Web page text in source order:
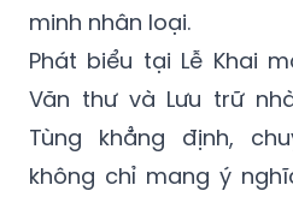
minh nhân loại.
Phát biểu tại Lễ Khai
Văn thư và Lưu trữ
Tùng khẳng định,
không chỉ mang ý